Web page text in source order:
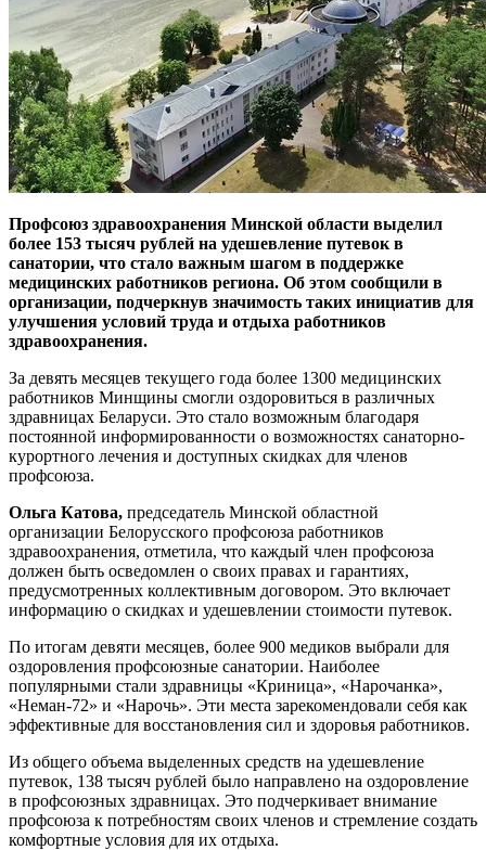
Профсоюз здравоохранения Минской области выделил
более 153 тысяч рублей на удешевление путевок в
санатории, что стало важным шагом в поддержке
медицинских работников региона. Об этом сообщили в
организации, подчеркнув значимость таких инициатив для
улучшения условий труда и отдыха работников
здравоохранения.
За девять месяцев текущего года более 1300 медицинских
работников Минщины смогли оздоровиться в различных
здравницах Беларуси. Это стало возможным благодаря
постоянной информированности о возможностях санаторно-
курортного лечения и доступных скидках для членов
профсоюза.
Ольга Катова, председатель Минской областной
организации Белорусского профсоюза работников
здравоохранения, отметила, что каждый член профсоюза
должен быть осведомлен о своих правах и гарантиях,
предусмотренных коллективным договором. Это включает
информацию о скидках и удешевлении стоимости путевок.
По итогам девяти месяцев, более 900 медиков выбрали для
оздоровления профсоюзные санатории. Наиболее
популярными стали здравницы «Криница», «Нарочанка»,
«Неман-72» и «Нарочь». Эти места зарекомендовали себя как
эффективные для восстановления сил и здоровья работников.
Из общего объема выделенных средств на удешевление
путевок, 138 тысяч рублей было направлено на оздоровление
в профсоюзных здравницах. Это подчеркивает внимание
профсоюза к потребностям своих членов и стремление создать
комфортные условия для их отдыха.